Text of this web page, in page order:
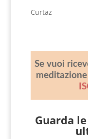
Curtaz
Se vuoi
Guarda